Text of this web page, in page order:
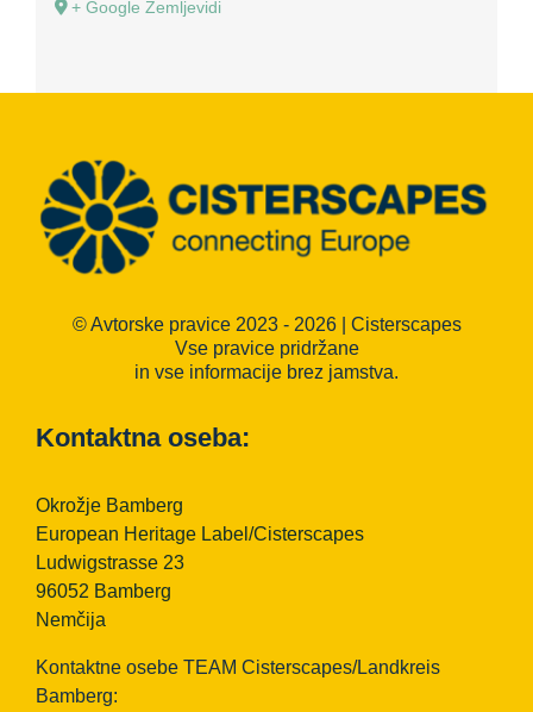
+ Google Zemljevidi
© Avtorske pravice 2023 - 2026 | Cisterscapes
Vse pravice pridržane
in vse informacije brez jamstva.
Kontaktna oseba:
Okrožje Bamberg
European Heritage Label/Cisterscapes
Ludwigstrasse 23
96052 Bamberg
Nemčija
Kontaktne osebe TEAM Cisterscapes/Landkreis
Bamberg: